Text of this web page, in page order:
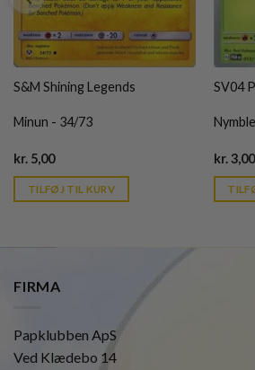
S&M Shining Legends
Minun - 34/73
kr. 5,00Current
is:
kr. 39,95.
TILFØJ TIL KURV
SV04
kr.3,00
FIRMA
Papklubben ApS
Ved Klædebo 14